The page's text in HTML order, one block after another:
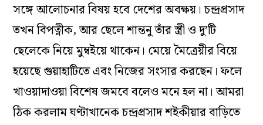
সঙ্গে আলোচনার বিষয় হবে দেশের অবক্ষয়। চন্দ্রপ্রসাদ
তখন বিপত্নীক, আর ছেলে শান্তনু তাঁর স্ত্রী ও দু’টি
ছেলেকে নিয়ে মুম্বইয়ে থাকেন। মেয়ে মৈত্রেয়ীর বিয়ে
হয়েছে গুয়াহাটিতে এবং নিজের সংসার করছেন। ফলে
খাওয়াদাওয়া বিশেষ জমবে বলেও মনে হল না। আমরা
ঠিক করলাম ঘণ্টাখানেক চন্দ্রপ্রসাদ শইকীয়ার বাড়িতে